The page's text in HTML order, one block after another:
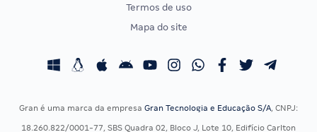
Concursos Fiscais
Calendário OAB
Termos de uso
Mapa do site
Gran é uma marca da empresa Gran Tecnologia e Educação S/A, CNPJ:
18.260.822/0001-77, SBS Quadra 02, Bloco J, Lote 10, Edifício Carlton